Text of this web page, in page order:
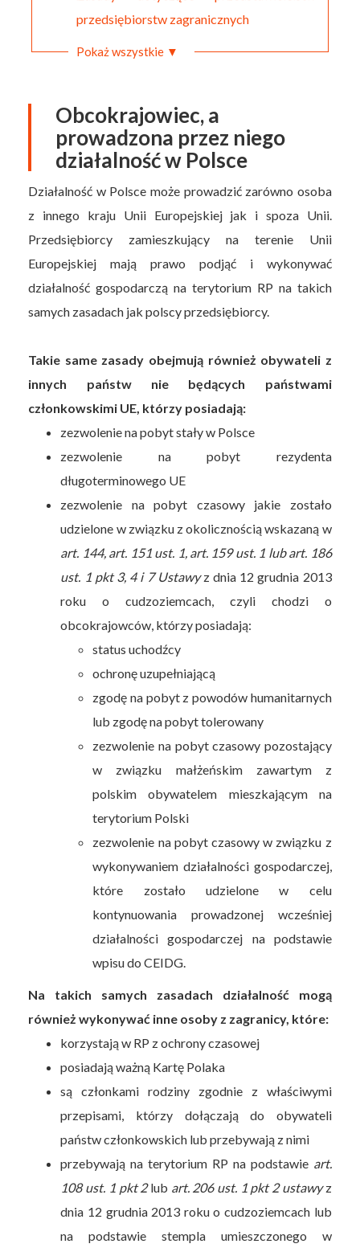
przedsiębiorstw zagranicznych
Pokaż wszystkie ▼
Obcokrajowiec, a
prowadzona przez niego
działalność w Polsce
Działalność w Polsce może prowadzić zarówno osoba
z innego kraju Unii Europejskiej jak i spoza Unii.
Przedsiębiorcy zamieszkujący na terenie Unii
Europejskiej mają prawo podjąć i wykonywać
działalność gospodarczą na terytorium RP na takich
samych zasadach jak polscy przedsiębiorcy.
Takie same zasady obejmują również obywateli z
innych państw nie będących państwami
członkowskimi UE, którzy posiadają:
zezwolenie na pobyt stały w Polsce
zezwolenie na pobyt rezydenta
długoterminowego UE
zezwolenie na pobyt czasowy jakie zostało
udzielone w związku z okolicznością wskazaną w
art. 144, art. 151 ust. 1, art. 159 ust. 1 lub art. 186
ust. 1 pkt 3, 4 i 7 Ustawyz dnia 12 grudnia 2013
roku o cudzoziemcach, czyli chodzi o
obcokrajowców, którzy posiadają:
status uchodźcy
ochronę uzupełniającą
zgodę na pobyt z powodów humanitarnych
lub zgodę na pobyt tolerowany
zezwolenie na pobyt czasowy pozostający
w związku małżeńskim zawartym z
polskim obywatelem mieszkającym na
terytorium Polski
zezwolenie na pobyt czasowy w związku z
wykonywaniem działalności gospodarczej,
które zostało udzielone w celu
kontynuowania prowadzonej wcześniej
działalności gospodarczej na podstawie
wpisu do CEIDG.
Na takich samych zasadach działalność mogą
również wykonywać inne osoby z zagranicy, które:
korzystają w RP z ochrony czasowej
posiadają ważną Kartę Polaka
są członkami rodziny zgodnie z właściwymi
przepisami, którzy dołączają do obywateli
państw członkowskich lub przebywają z nimi
przebywają na terytorium RP na podstawie art.
108 ust. 1 pkt 2lub art. 206 ust. 1 pkt 2 ustawyz
dnia 12 grudnia 2013 roku o cudzoziemcach lub
na podstawie stempla umieszczonego w